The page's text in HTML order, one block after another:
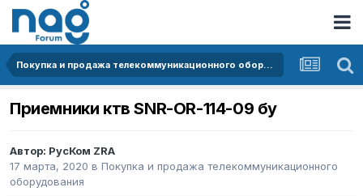
Покупка и продажа телекоммуникационного оборудования
Приемники ктв SNR-OR-114-09 бу
Автор: РусКом ZRA
17 марта, 2020 в Покупка и продажа телекоммуникационного
оборудования